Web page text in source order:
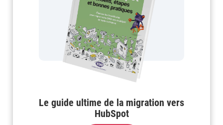
Le guide ultime de la migration vers
HubSpot